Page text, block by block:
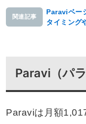
関連記事
Paraviベー
タイミング
Paravi（パ
Paraviは月額